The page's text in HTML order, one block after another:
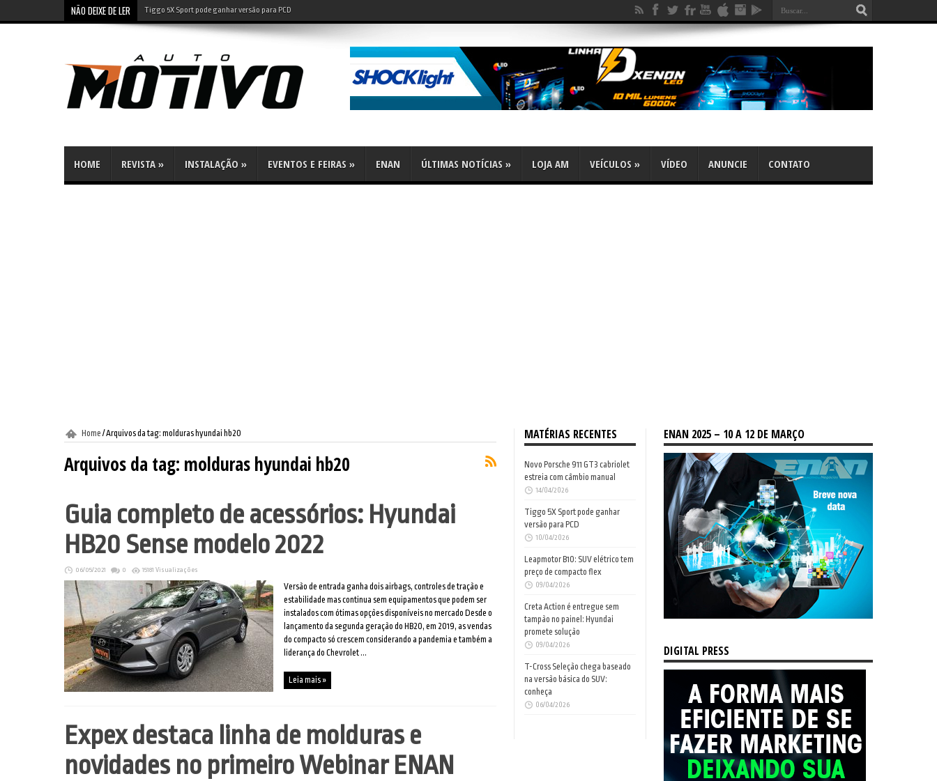
NÃO DEIXE DE LER Tiggo 5X Sport pode ganhar versão para PCD
HOME REVISTA » INSTALAÇÃO » EVENTOS E FEIRAS » ENAN ÚLTIMAS NOTÍCIAS » LOJA AM VEÍCULOS » VÍDEO ANUNCIE CONTATO
Home /Arquivos da tag: molduras hyundai hb20
Arquivos da tag: molduras hyundai hb20
Guia completo de acessórios: Hyundai
HB20 Sense modelo 2022
06/05/2021 0 15181 Visualizações
Versão de entrada ganha dois airbags, controles de tração e
estabilidade mas continua sem equipamentos que podem ser
instalados com ótimas opções disponíveis no mercado Desde o
lançamento da segunda geração do HB20, em 2019, as vendas
do compacto só crescem considerando a pandemia e também a
liderança do Chevrolet ...
Leia mais »
Expex destaca linha de molduras e
novidades no primeiro Webinar ENAN
MATÉRIAS RECENTES
Novo Porsche 911 GT3 cabriolet
estreia com câmbio manual
14/04/2026
Tiggo 5X Sport pode ganhar
versão para PCD
10/04/2026
Leapmotor B10: SUV elétrico tem
preço de compacto flex
09/04/2026
Creta Action é entregue sem
tampão no painel: Hyundai
promete solução
09/04/2026
T-Cross Seleção chega baseado
na versão básica do SUV:
conheça
06/04/2026
ENAN 2025 – 10 A 12 DE MARÇO
DIGITAL PRESS